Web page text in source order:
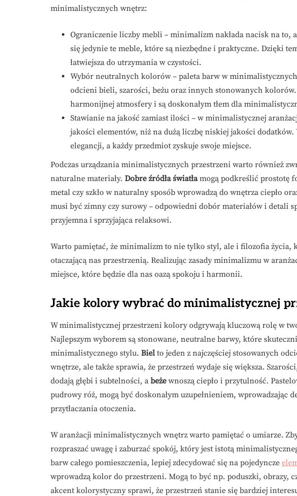
minimalistycznych wnętrz:
Ograniczenie liczby mebli – minimalizm nakłada nacisk na to,
się jedynie te meble, które są niezbędne i praktyczne. Dzięki
łatwiejsza do utrzymania w czystości.
Wybór neutralnych kolorów – paleta barw w
odcieni bieli, szarości, beżu oraz innych stonowanych
harmonijnej atmosfery i są doskonałym tłem dla
Stawianie na jakość zamiast ilości – w minimalistycznej
jakości elementów, niż na dużą liczbę niskiej jakości dodatków.
elegancji, a każdy przedmiot zyskuje swoje miejsce.
Podczas urządzania minimalistycznych przestrzeni warto również
naturalne materiały. Dobre źródła światłamogą podkreślić prostotę
metal czy szkło w naturalny sposób wprowadzą do wnętrza ciepło
musi być zimny czy surowy – odpowiedni dobór materiałów i detali
przyjemna i sprzyjająca relaksowi.
Warto pamiętać, że minimalizm to nie tylko styl, ale i filozofia życia,
otaczającą nas przestrzenią. Realizując zasady minimalizmu w
miejsce, które będzie dla nas oazą spokoju i harmonii.
Jakie kolory wybrać do minimalistycznej
W minimalistycznej przestrzeni kolory odgrywają kluczową rolę w
Najlepszym wyborem są stonowane, neutralne barwy, które
minimalistycznego stylu. Biel to jeden z najczęściej stosowanych
wnętrze, ale także sprawia, że przestrzeń wydaje się większa.
dodają głębi i subtelności, a beże wnoszą ciepło i przytulność.
pudrowy róż, mogą być doskonałym uzupełnieniem, wprowadzając
przytłaczania otoczenia.
W aranżacji minimalistycznych wnętrz warto pamiętać o umiarze.
rozpraszać uwagę i zaburzać spokój, który jest istotą
barw całego pomieszczenia, lepiej zdecydować się na pojedyncze
wprowadzą kolor do przestrzeni. Mogą to być np. poduszki, obrazy,
akcent kolorystyczny sprawi, że przestrzeń stanie się bardziej